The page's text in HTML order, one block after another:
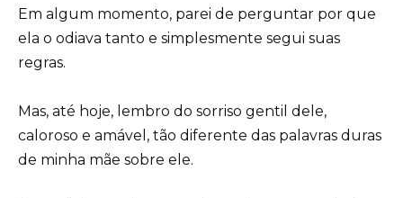
Em algum momento, parei de perguntar por que
ela o odiava tanto e simplesmente segui suas
regras.
Mas, até hoje, lembro do sorriso gentil dele,
caloroso e amável, tão diferente das palavras duras
de minha mãe sobre ele.